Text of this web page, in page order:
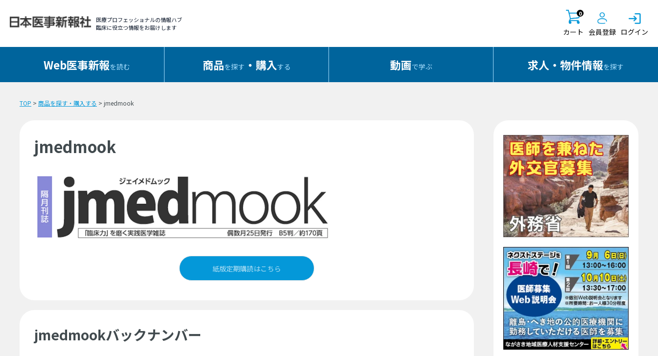
医療プロフェッショナルの情報ハブ
臨床に役立つ情報をお届けします
0
カート 会員登録 ログイン
Web医事新報を読む 商品を探す ・購入する 動画で学ぶ 求人・物件情報を探す
TOP > 商品を探す・購入する > jmedmook
jmedmook
紙版定期購読はこちら
jmedmookバックナンバー